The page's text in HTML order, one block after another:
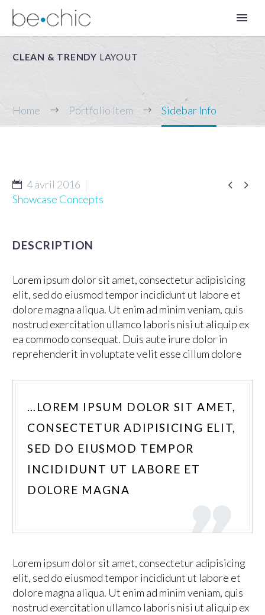
FR
CLEAN & TRENDY LAYOUT
Home Portfolio Item Sidebar Info
 
4 avril 2016
Showcase Concepts
DESCRIPTION
Lorem ipsum dolor sit amet, consectetur adipisicing
elit, sed do eiusmod tempor incididunt ut labore et
dolore magna aliqua. Ut enim ad minim veniam, quis
nostrud exercitation ullamco laboris nisi ut aliquip ex
ea commodo consequat. Duis aute irure dolor in
reprehenderit in voluptate velit esse cillum dolore
…LOREM IPSUM DOLOR SIT AMET,
CONSECTETUR ADIPISICING ELIT,
SED DO EIUSMOD TEMPOR
INCIDIDUNT UT LABORE ET
DOLORE MAGNA
Lorem ipsum dolor sit amet, consectetur adipisicing
elit, sed do eiusmod tempor incididunt ut labore et
dolore magna aliqua. Ut enim ad minim veniam, quis
nostrud exercitation ullamco laboris nisi ut aliquip ex